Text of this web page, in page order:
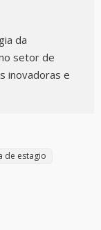
da
setor de
inovadoras e
de estagio